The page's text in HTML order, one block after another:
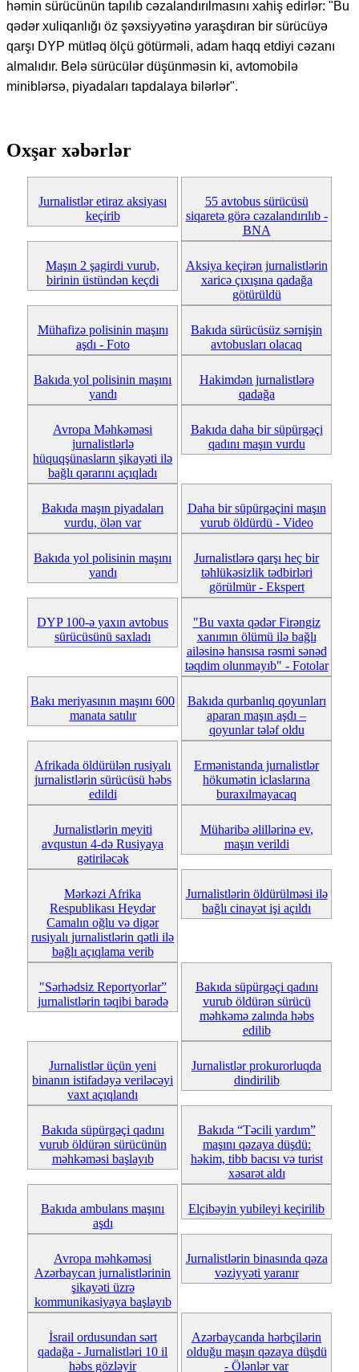
həmin sürücünün tapılıb cəzalandırılmasını xahiş edirlər: "Bu
qədər xuliqanlığı öz şəxsiyyətinə yaraşdıran bir sürücüyə
qarşı DYP mütləq ölçü götürməli, adam haqq etdiyi cəzanı
almalıdır. Belə sürücülər düşünməsin ki, avtomobilə
miniblərsə, piyadaları tapdalaya bilərlər".
Oxşar xəbərlər
Jurnalistlər etiraz aksiyası
keçirib
55 avtobus sürücüsü
siqaretə görə cəzalandırılıb -
BNA
Maşın 2 şagirdi vurub,
birinin üstündən keçdi
Aksiya keçirən jurnalistlərin
xaricə çıxışına qadağa
götürüldü
Mühafizə polisinin maşını
aşdı - Foto
Bakıda sürücüsüz sərnişin
avtobusları olacaq
Bakıda yol polisinin maşını
yandı
Hakimdən jurnalistlərə
qadağa
Avropa Məhkəməsi
jurnalistlərlə
hüquqşünasların şikayəti ilə
bağlı qərarını açıqladı
Bakıda daha bir süpürgəçi
qadını maşın vurdu
Bakıda maşın piyadaları
vurdu, ölən var
Daha bir süpürgəçini maşın
vurub öldürdü - Video
Bakıda yol polisinin maşını
yandı
Jurnalistlərə qarşı heç bir
təhlükəsizlik tədbirləri
görülmür - Ekspert
DYP 100-ə yaxın avtobus
sürücüsünü saxladı
"Bu vaxta qədər Firəngiz
xanımın ölümü ilə bağlı
ailəsinə hansısa rəsmi sənəd
təqdim olunmayıb" - Fotolar
Bakı meriyasının maşını 600
manata satılır
Bakıda qurbanlıq qoyunları
aparan maşın aşdı –
qoyunlar tələf oldu
Afrikada öldürülən rusiyalı
jurnalistlərin sürücüsü həbs
edildi
Ermənistanda jurnalistlər
hökumətin iclaslarına
buraxılmayacaq
Jurnalistlərin meyiti
avqustun 4-də Rusiyaya
gətiriləcək
Müharibə əlillərinə ev,
maşın verildi
Mərkəzi Afrika
Respublikası Heydər
Camalın oğlu və digər
rusiyalı jurnalistlərin qətli ilə
bağlı açıqlama verib
Jurnalistlərin öldürülməsi ilə
bağlı cinayət işi açıldı
"Sərhədsiz Reportyorlar”
jurnalistlərin təqibi barədə
Bakıda süpürgəçi qadını
vurub öldürən sürücü
məhkəmə zalında həbs
edilib
Jurnalistlər üçün yeni
binanın istifadəyə veriləcəyi
vaxt açıqlandı
Jurnalistlər prokurorluqda
dindirilib
Bakıda süpürgəçi qadını
vurub öldürən sürücünün
məhkəməsi başlayıb
Bakıda “Təcili yardım”
maşını qəzaya düşdü:
həkim, tibb bacısı və turist
xəsarət aldı
Bakıda ambulans maşını
aşdı
Elçibəyin yubileyi keçirilib
Avropa məhkəməsi
Azərbaycan jurnalistlərinin
şikayəti üzrə
kommunikasiyaya başlayıb
Jurnalistlərin binasında qəza
vəziyyəti yaranır
İsrail ordusundan sərt
qadağa - Jurnalistləri 10 il
həbs gözləyir
Azərbaycanda hərbçilərin
olduğu maşın qəzaya düşdü
- Ölənlər var